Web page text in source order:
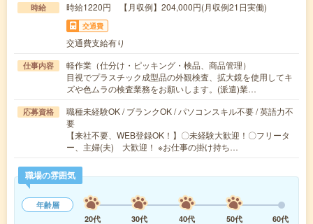
時給 時給1220円 【月収例】204,000円(月収例21日実働)
交通費
交通費支給有り
仕事内容
軽作業（仕分け・ピッキング・検品、商品管理）
目視でプラスチック成型品の外観検査、拡大鏡を使用してキ
ズや色ムラの検査業務をお願いします。(派遣)業…
応募資格
職種未経験OK / ブランクOK / パソコンスキル不要 / 英語力不
要
【来社不要、WEB登録OK！】〇未経験大歓迎！〇フリータ
ー、主婦(夫) 大歓迎！ ※お仕事の掛け持ち…
職場の雰囲気
年齢層
20代
30代 40代 50代 60代